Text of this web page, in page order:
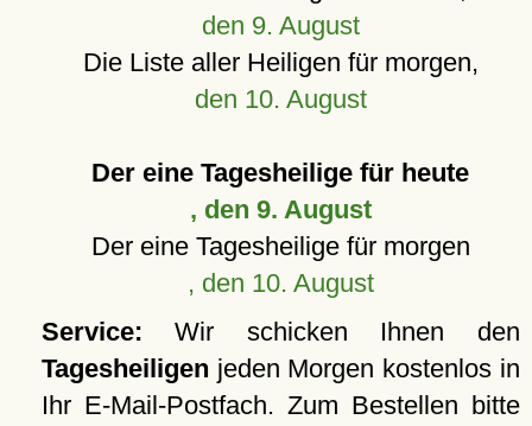
den 9. August
Die Liste aller Heiligen für morgen,
den 10. August
Der eine Tagesheilige für heute
, den 9. August
Der eine Tagesheilige für morgen
, den 10. August
Service: Wir schicken Ihnen den
Tagesheiligen jeden Morgen kostenlos in
Ihr E-Mail-Postfach. Zum Bestellen bitte